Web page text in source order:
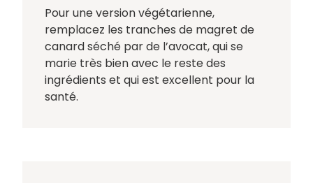
Pour une version végétarienne,
remplacez les tranches de magret de
canard séché par de l’avocat, qui se
marie très bien avec le reste des
ingrédients et qui est excellent pour la
santé.